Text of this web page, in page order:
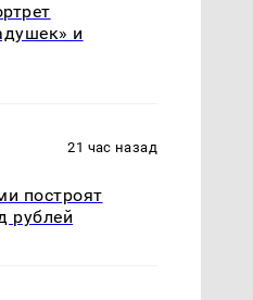
и
21 час назад
построят
рублей